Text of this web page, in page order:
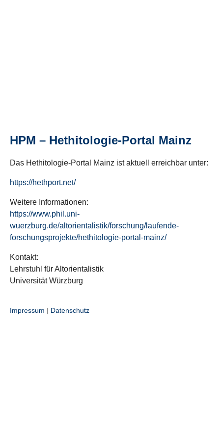
HPM – Hethitologie-Portal Mainz
Das Hethitologie-Portal Mainz ist aktuell erreichbar unter:
https://hethport.net/
Weitere Informationen:
https://www.phil.uni-
wuerzburg.de/altorientalistik/forschung/laufende-
forschungsprojekte/hethitologie-portal-mainz/
Kontakt:
Lehrstuhl für Altorientalistik
Universität Würzburg
Impressum | Datenschutz